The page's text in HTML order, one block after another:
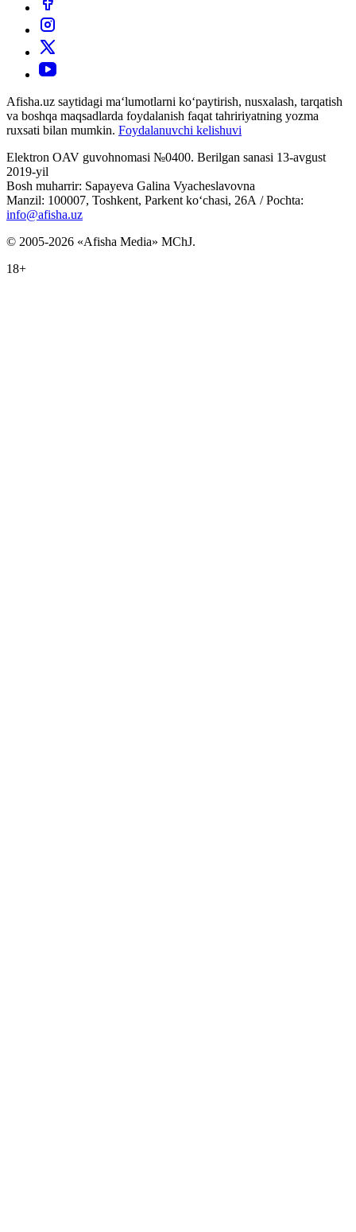
Afisha.uz saytidagi ma‘lumotlarni ko‘paytirish, nusxalash, tarqatish
va boshqa maqsadlarda foydalanish faqat tahririyatning yozma
ruxsati bilan mumkin. Foydalanuvchi kelishuvi
Elektron OAV guvohnomasi №0400. Berilgan sanasi 13-avgust
2019-yil
Bosh muharrir: Sapayeva Galina Vyacheslavovna
Manzil: 100007, Toshkent, Parkent ko‘chasi, 26А / Pochta:
info@afisha.uz
© 2005-2026 «Afisha Media» MChJ.
18+